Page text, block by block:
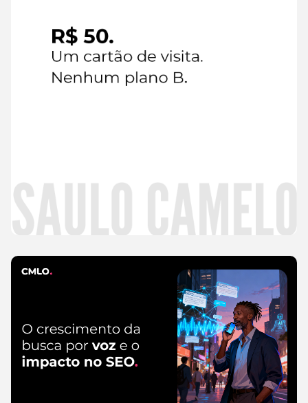
CMLO Do Zero